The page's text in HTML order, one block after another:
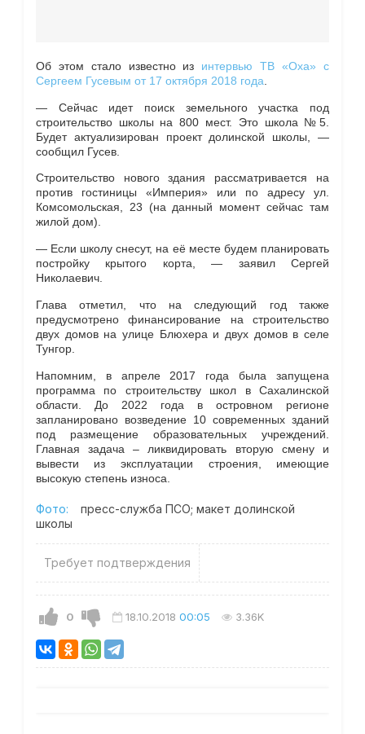
Об этом стало известно из интервью ТВ «Оха» с
Сергеем Гусевым от 17 октября 2018 года
—Сейчас идет поиск земельного участка под
строительство школы на 800 мест. Это школа №5.
Будет актуализирован проект долинской школы,—
сообщил Гусев.
Строительство нового здания рассматривается на
против гостиницы «Империя» или по адресу ул.
Комсомольская, 23 (на данный момент сейчас там
жилой дом).
—Если школу снесут, на её месте будем планировать
постройку крытого корта,— заявил Сергей
Николаевич.
Глава отметил, что на следующий год также
предусмотрено финансирование на строительство
двух домов на улице Блюхера и двух домов в селе
Тунгор.
Напомним, в апреле 2017 года была запущена
программа по строительству школ в Сахалинской
области. До 2022 года в островном регионе
запланировано возведение 10 современных зданий
под размещение образовательных учреждений.
Главная задача – ликвидировать вторую смену и
вывести из эксплуатации строения, имеющие
высокую степень износа.
Фото:
пресс-служба ПСО; макет долинской
школы
Требует подтверждения
0 18.10.2018 00:05 3.36K